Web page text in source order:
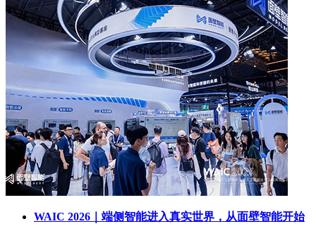
WAIC 2026｜端侧智能进入真实世界，从面壁智能开始